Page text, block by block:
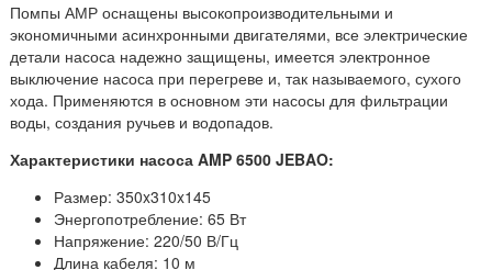
Помпы АМР оснащены высокопроизводительными и
экономичными асинхронными двигателями, все электрические
детали насоса надежно защищены, имеется электронное
выключение насоса при перегреве и, так называемого, сухого
хода. Применяются в основном эти насосы для фильтрации
воды, создания ручьев и водопадов.
Характеристики насоса AMP 6500 JEBAO:
Размер: 350x310x145
Энергопотребление: 65 Вт
Напряжение: 220/50 В/Гц
Длина кабеля: 10 м